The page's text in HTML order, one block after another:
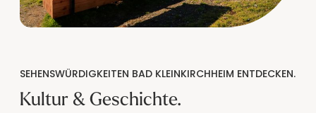
SEHENSWÜRDIGKEITEN BAD KLEINKIRCHHEIM ENTDECKEN.
Kultur & Geschichte.